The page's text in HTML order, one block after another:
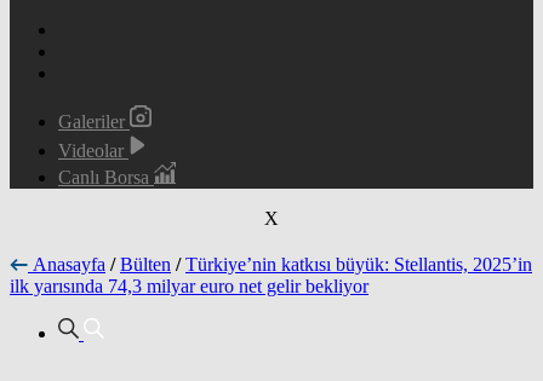
Galeriler
Videolar
Canlı Borsa
X
Anasayfa / Bülten / Türkiye’nin katkısı büyük: Stellantis, 2025’in
ilk yarısında 74,3 milyar euro net gelir bekliyor